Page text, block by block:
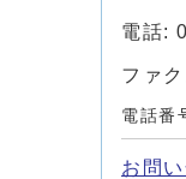
電話:
ファ
電話番
お問